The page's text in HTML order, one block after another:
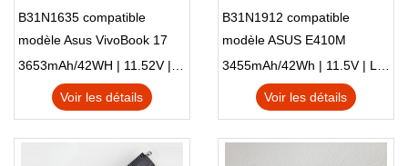
B31N1635 compatible
modèle Asus VivoBook 17
X705NC X705UA X705UV
X705UN X705UD
3653mAh/42WH | 11.52V | Li-ion ...
Voir les détails
B31N1912 compatible
modèle ASUS E410M
E410MA L410MA
3455mAh/42Wh | 11.5V | Li-ion ...
Voir les détails